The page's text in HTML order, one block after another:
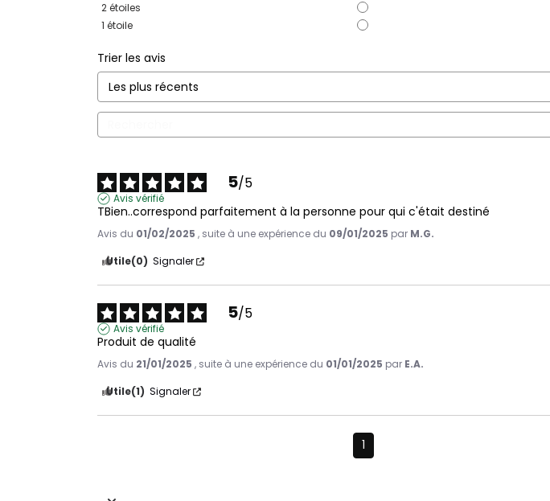
2étoiles
1 étoile
Trier les avis
5/5
Avis vérifié
TBien..correspond parfaitement à la personne pour qui c'était destiné
Avis du 01/02/2025 , suite à une expérience du 09/01/2025 par M.G.
Utile(0) Signaler
5/5
Avis vérifié
Produit de qualité
Avis du 21/01/2025 , suite à une expérience du 01/01/2025 par E.A.
Utile(1) Signaler
1